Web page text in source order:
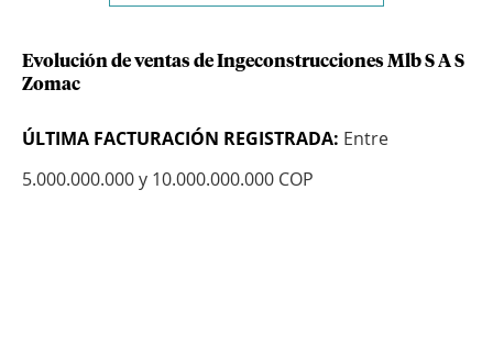
Evolución de ventas de Ingeconstrucciones Mlb S A S
Zomac
ÚLTIMA FACTURACIÓN REGISTRADA: Entre
5.000.000.000 y 10.000.000.000 COP